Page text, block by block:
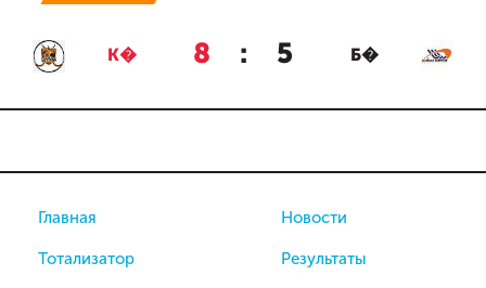
К� 8 : 5 Б�
Главная
Тотализатор
Новости
Результаты